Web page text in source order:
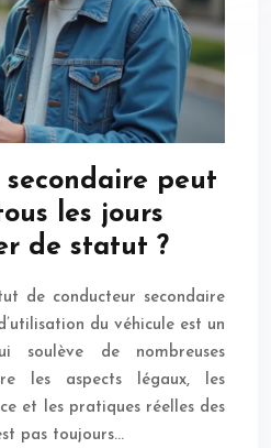
peut
les jours
de statut ?
de conducteur secondaire
du véhicule est un
soulève de nombreuses
les aspects légaux, les
et les pratiques réelles des
pas toujours…